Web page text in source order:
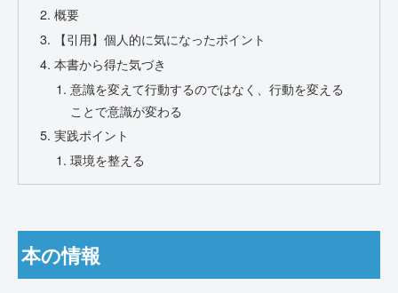
概要
【引用】個人的に気になったポイント
本書から得た気づき
意識を変えて行動するのではなく、行動を変える
ことで意識が変わる
実践ポイント
環境を整える
本の情報